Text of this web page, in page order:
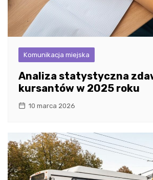
Komunikacja miejska
Analiza statystyczna
kursantów w 2025 roku
10 marca 2026